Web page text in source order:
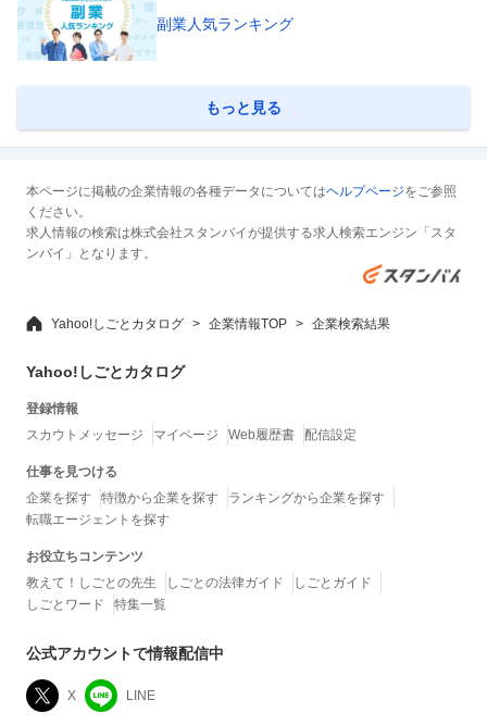
副業人気ランキング
もっと見る
本ページに掲載の企業情報の各種データについてはヘルプページをご参照
ください。
求人情報の検索は株式会社スタンバイが提供する求人検索エンジン「スタ
ンバイ」となります。
Yahoo!しごとカタログ 企業情報TOP 企業検索結果
Yahoo!しごとカタログ
登録情報
スカウトメッセージ
マイページ Web履歴書 配信設定
仕事を見つける
企業を探す
特徴から企業を探す
ランキングから企業を探す
転職エージェントを探す
お役立ちコンテンツ
教えて！しごとの先生
しごとの法律ガイド
しごとガイド
しごとワード
特集一覧
公式アカウントで情報配信中
X LINE